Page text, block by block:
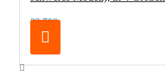
32,70€